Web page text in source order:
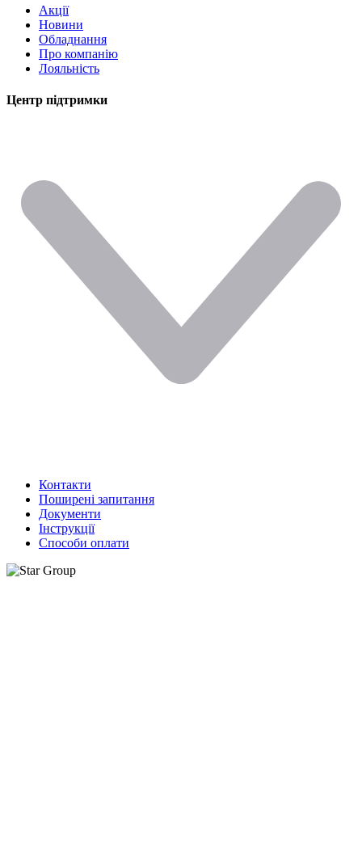
Акції
Новини
Обладнання
Про компанію
Лояльність
Центр підтримки
Контакти
Поширені запитання
Документи
Інструкції
Способи оплати